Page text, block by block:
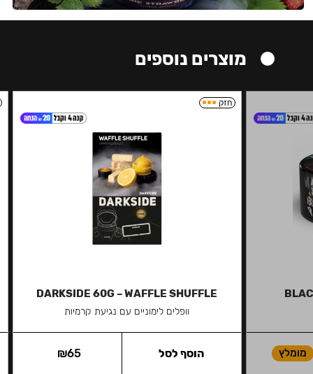
מוצרים נוספים
מומלץ
חזק
DARKSIDE 60G – WAFFLE SHUFFLE
וופלים לימוניים עם נגיעת קרמיות
₪65 הוסף לסל